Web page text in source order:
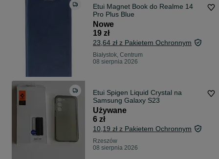
Etui Magnet Book do Realme 14
Pro Plus Blue
Nowe
19 zł
23,64 zł z Pakietem Ochronnym
Białystok, Centrum
08 sierpnia 2026
Etui Spigen Liquid Crystal na
Samsung Galaxy S23
Używane
6 zł
10,19 zł z Pakietem Ochronnym
Rzeszów
08 sierpnia 2026